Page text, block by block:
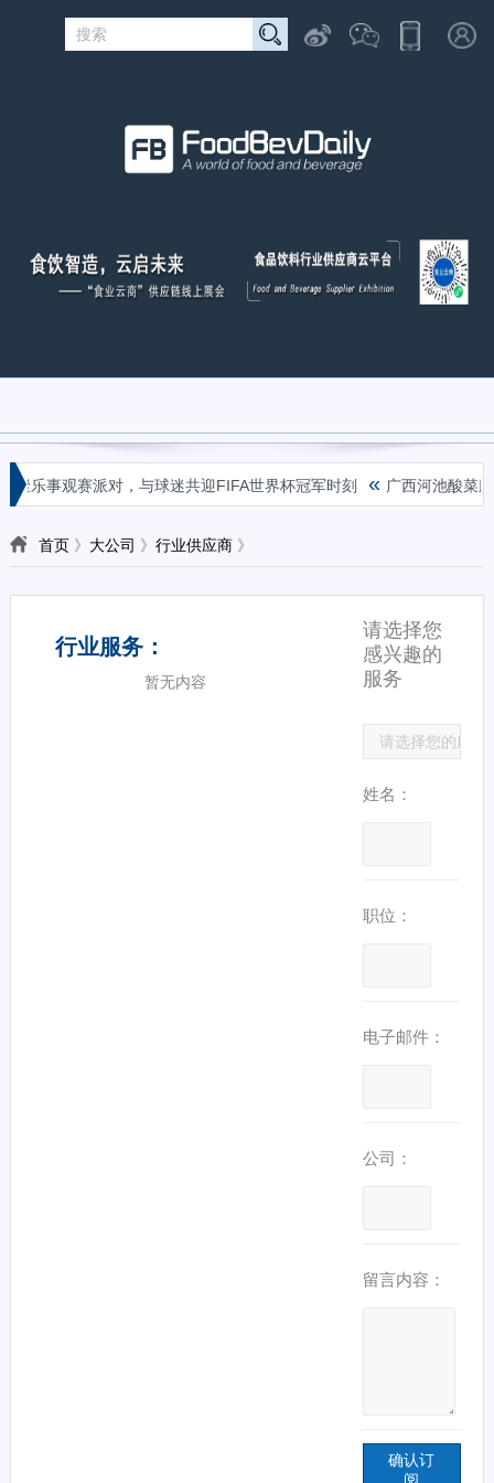
聚乐事观赛派对，与球迷共迎FIFA世界杯冠军时刻 « 广西河池酸菜
首页》 大公司 》 行业供应商》
行业服务：
暂无内容
请选择您
感兴趣的
服务
姓名：
职位：
电子邮件：
公司：
留言内容：
确认订